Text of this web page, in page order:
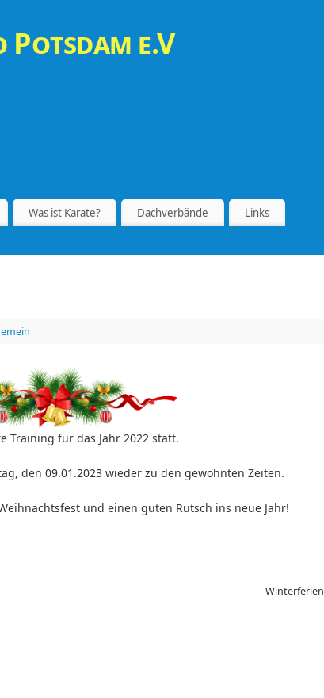
e.V
Was ist Karate? Dachverbände
Links
Training für das Jahr 2022 statt.
den 09.01.2023 wieder zu den gewohnten Zeiten.
und einen guten Rutsch ins neue Jahr!
Winterferien